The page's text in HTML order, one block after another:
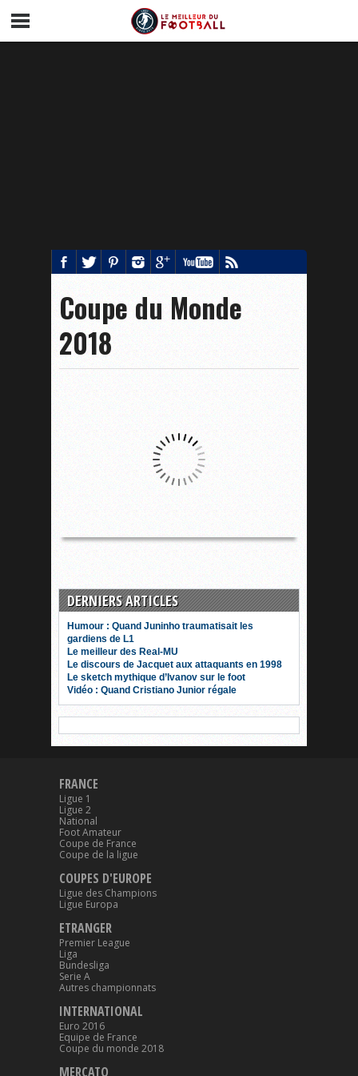
Coupe du Monde
2018
DERNIERS ARTICLES
Humour : Quand Juninho traumatisait les
gardiens de L1
Le meilleur des Real-MU
Le discours de Jacquet aux attaquants en 1998
Le sketch mythique d’Ivanov sur le foot
Vidéo : Quand Cristiano Junior régale
FRANCE
Ligue 1
Ligue 2
National
Foot Amateur
Coupe de France
Coupe de la ligue
COUPES D'EUROPE
Ligue des Champions
Ligue Europa
ETRANGER
Premier League
Liga
Bundesliga
Serie A
Autres championnats
INTERNATIONAL
Euro 2016
Equipe de France
Coupe du monde 2018
MERCATO